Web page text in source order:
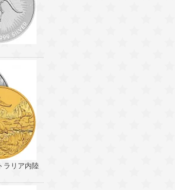
ラリア内陸